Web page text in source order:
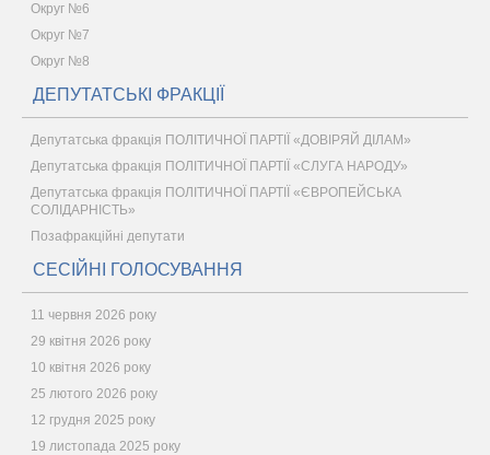
Округ №6
Округ №7
Округ №8
ДЕПУТАТСЬКІ ФРАКЦІЇ
Депутатська фракція ПОЛІТИЧНОЇ ПАРТІЇ «ДОВІРЯЙ ДІЛАМ»
Депутатська фракція ПОЛІТИЧНОЇ ПАРТІЇ «СЛУГА НАРОДУ»
Депутатська фракція ПОЛІТИЧНОЇ ПАРТІЇ «ЄВРОПЕЙСЬКА
СОЛІДАРНІСТЬ»
Позафракційні депутати
СЕСІЙНІ ГОЛОСУВАННЯ
11 червня 2026 року
29 квітня 2026 року
10 квітня 2026 року
25 лютого 2026 року
12 грудня 2025 року
19 листопада 2025 року